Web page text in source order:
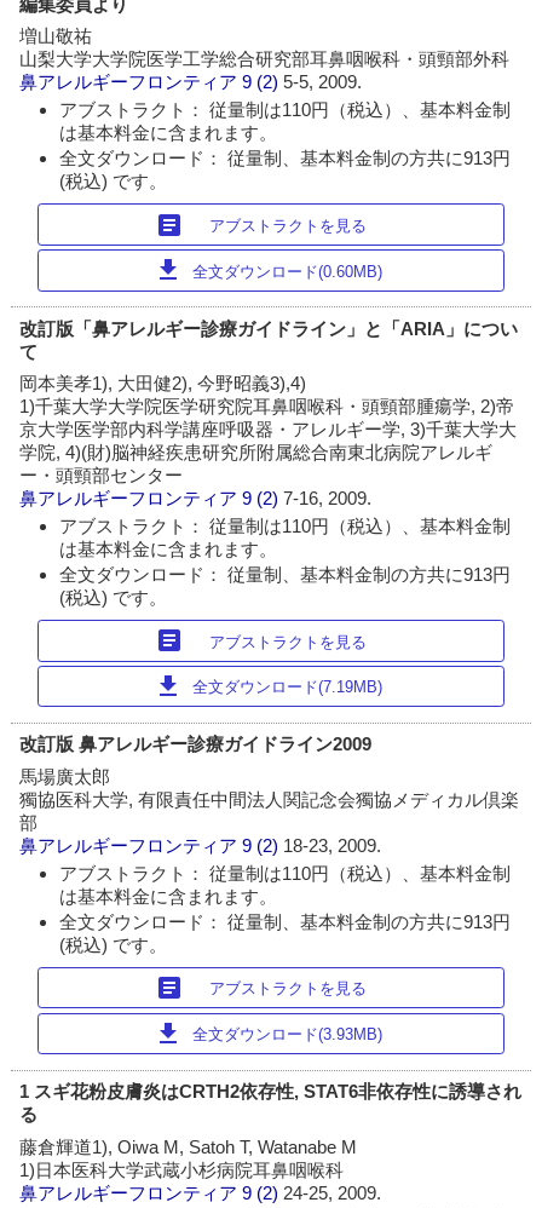
編集委員より
増山敬祐
山梨大学大学院医学工学総合研究部耳鼻咽喉科・頭頸部外科
鼻アレルギーフロンティア 9 (2)5-5, 2009.
アブストラクト： 従量制は110円（税込）、基本料金制
は基本料金に含まれます。
全文ダウンロード： 従量制、基本料金制の方共に913円
(税込) です。
article アブストラクトを見る
download 全文ダウンロード(0.60MB)
改訂版「鼻アレルギー診療ガイドライン」と「ARIA」につい
て
岡本美孝1), 大田健2), 今野昭義3),4)
1)千葉大学大学院医学研究院耳鼻咽喉科・頭頸部腫瘍学, 2)帝
京大学医学部内科学講座呼吸器・アレルギー学, 3)千葉大学大
学院, 4)(財)脳神経疾患研究所附属総合南東北病院アレルギ
ー・頭頸部センター
鼻アレルギーフロンティア 9 (2)7-16, 2009.
アブストラクト： 従量制は110円（税込）、基本料金制
は基本料金に含まれます。
全文ダウンロード： 従量制、基本料金制の方共に913円
(税込) です。
article アブストラクトを見る
download 全文ダウンロード(7.19MB)
改訂版 鼻アレルギー診療ガイドライン2009
馬場廣太郎
獨協医科大学, 有限責任中間法人関記念会獨協メディカル倶楽
部
鼻アレルギーフロンティア 9 (2) 18-23, 2009.
アブストラクト： 従量制は110円（税込）、基本料金制
は基本料金に含まれます。
全文ダウンロード： 従量制、基本料金制の方共に913円
(税込) です。
article アブストラクトを見る
download 全文ダウンロード(3.93MB)
1 スギ花粉皮膚炎はCRTH2依存性, STAT6非依存性に誘導され
る
藤倉輝道1), Oiwa M, Satoh T, Watanabe M
1)日本医科大学武蔵小杉病院耳鼻咽喉科
鼻アレルギーフロンティア 9 (2) 24-25, 2009.